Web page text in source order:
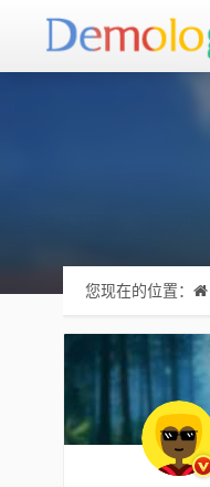
您现在的位置：